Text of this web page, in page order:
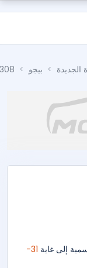
الجديدة بيجو 308
إلى غاية
31-